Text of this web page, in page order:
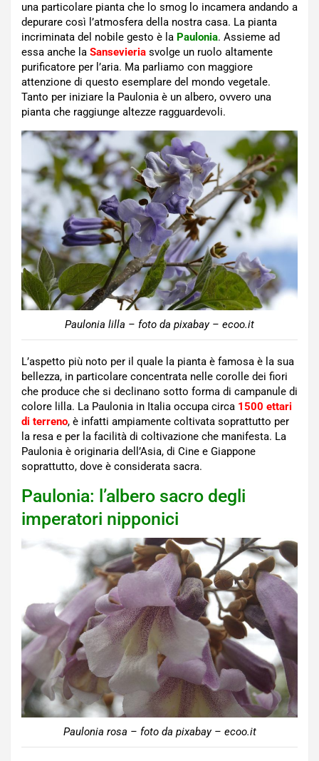
una particolare pianta che lo smog lo incamera andando a
depurare così l’atmosfera della nostra casa. La pianta
incriminata del nobile gesto è la Paulonia. Assieme ad
essa anche la Sansevieria svolge un ruolo altamente
purificatore per l’aria. Ma parliamo con maggiore
attenzione di questo esemplare del mondo vegetale.
Tanto per iniziare la Paulonia è un albero, ovvero una
pianta che raggiunge altezze ragguardevoli.
Paulonia lilla – foto da pixabay – ecoo.it
L’aspetto più noto per il quale la pianta è famosa è la sua
bellezza, in particolare concentrata nelle corolle dei fiori
che produce che si declinano sotto forma di campanule di
colore lilla. La Paulonia in Italia occupa circa 1500 ettari
di terreno, è infatti ampiamente coltivata soprattutto per
la resa e per la facilità di coltivazione che manifesta. La
Paulonia è originaria dell’Asia, di Cine e Giappone
soprattutto, dove è considerata sacra.
Paulonia: l’albero sacro degli
imperatori nipponici
Paulonia rosa – foto da pixabay – ecoo.it